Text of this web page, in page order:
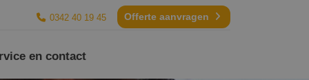
0342 40 19 45 Offerte aanvragen
en contact